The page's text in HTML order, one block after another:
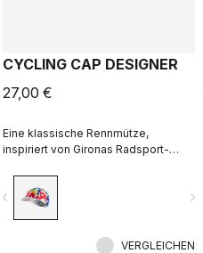
CYCLING CAP DESIGNER
27,00 €
Eine klassische Rennmütze,
inspiriert von Gironas Radsport-
navigate_next
VERGLEICHEN